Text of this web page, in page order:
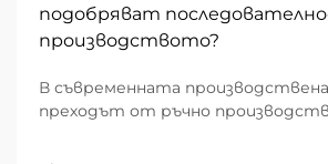
подобряват
производството?
В съвременната
преходът от ръчно